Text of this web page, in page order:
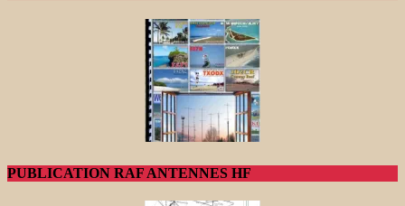
PUBLICATION RAF ANTENNES HF